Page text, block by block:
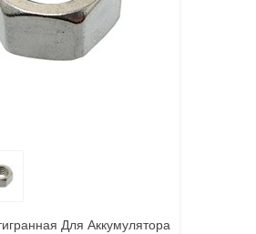
Для Аккумулятора